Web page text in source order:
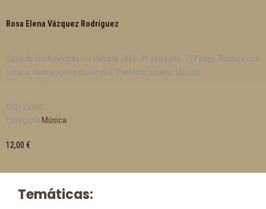
Temáticas:
Rosa Elena Vázquez Rodríguez
Casa de las Américas. La Habana 1982. 4º apaisado. 177 págs. Rústica con
solapa. Ilustraciones musicales. Perfecto estado. Música.
SKU 35512
Categoría Música
12,00 €